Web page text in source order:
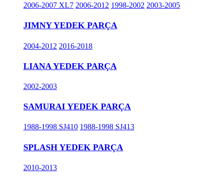
2006-2007 XL7 2006-2012 1998-2002 2003-2005
JIMNY YEDEK PARÇA
2004-2012 2016-2018
LIANA YEDEK PARÇA
2002-2003
SAMURAI YEDEK PARÇA
1988-1998 SJ410 1988-1998 SJ413
SPLASH YEDEK PARÇA
2010-2013